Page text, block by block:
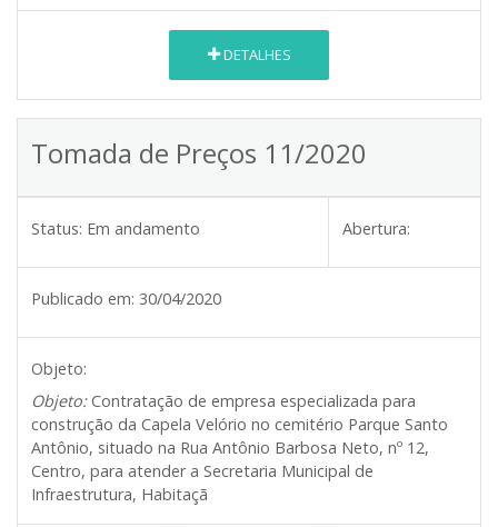
DETALHES
Tomada de Preços 11/2020
Status: Em andamento Abertura:
Publicado em: 30/04/2020
Objeto:
Objeto:Contratação de empresa especializada para
construção da Capela Velório no cemitério Parque Santo
Antônio, situado na Rua Antônio Barbosa Neto, nº 12,
Centro, para atender a Secretaria Municipal de
Infraestrutura, Habitaçã